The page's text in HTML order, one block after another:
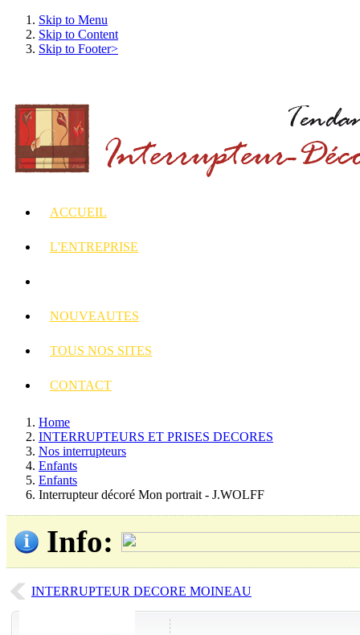
Skip to Menu
Skip to Content
Skip to Footer>
ACCUEIL
L'ENTREPRISE
NOUVEAUTES
TOUS NOS SITES
CONTACT
Home
INTERRUPTEURS ET PRISES DECORES
Nos interrupteurs
Enfants
Enfants
Interrupteur décoré Mon portrait - J.WOLFF
Info:
INTERRUPTEUR DECORE MOINEAU